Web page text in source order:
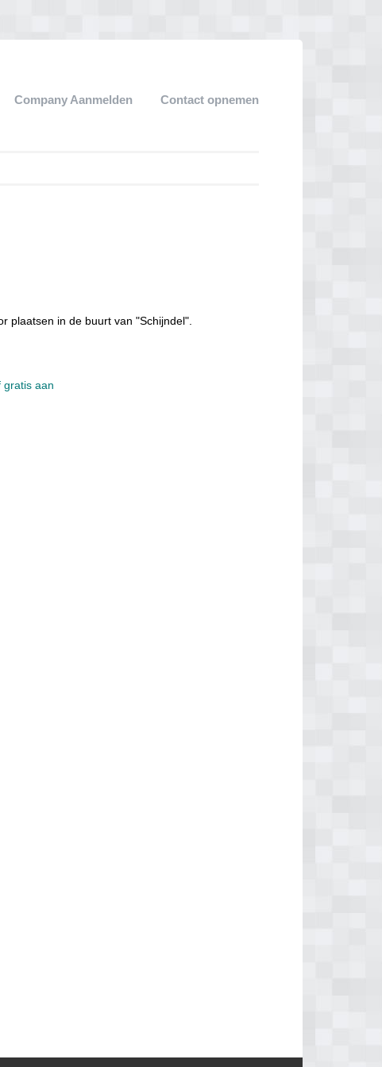
Company Aanmelden Contact opnemen
plaatsen in de buurt van "Schijndel".
gratis aan